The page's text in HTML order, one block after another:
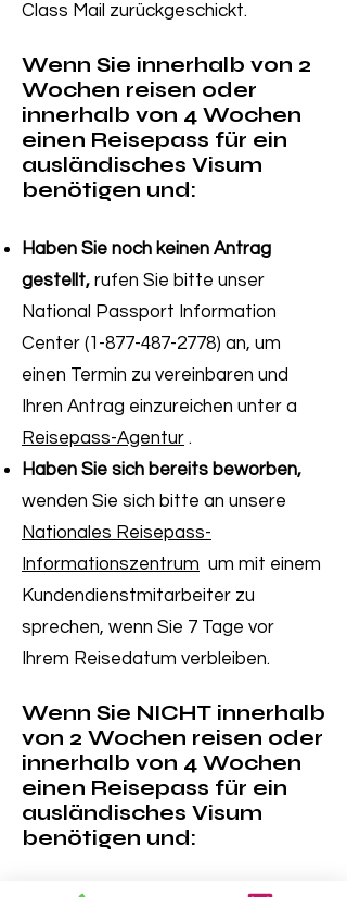
Class Mail zurückgeschickt.
Wenn Sie innerhalb von 2
Wochen reisen oder
innerhalb von 4 Wochen
einen Reisepass für ein
ausländisches Visum
benötigen und:
Haben Sie noch keinen Antrag
gestellt, rufen Sie bitte unser
National Passport Information
Center (1-877-487-2778) an, um
einen Termin zu vereinbaren und
Ihren Antrag einzureichen unter a
Reisepass-Agentur .
Haben Sie sich bereits beworben,
wenden Sie sich bitte an unsere
Nationales Reisepass-
Informationszentrum um mit einem
Kundendienstmitarbeiter zu
sprechen, wenn Sie 7 Tage vor
Ihrem Reisedatum verbleiben.
Wenn Sie NICHT innerhalb
von 2 Wochen reisen oder
innerhalb von 4 Wochen
einen Reisepass für ein
ausländisches Visum
benötigen und: